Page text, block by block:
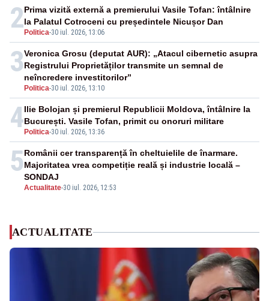
2 Politica-30 iul. 2026, 13:06
Prima vizită externă a premierului Vasile Tofan: întâlnire
la Palatul Cotroceni cu președintele Nicușor Dan
3
Politica-30 iul. 2026, 13:10
Veronica Grosu (deputat AUR): „Atacul cibernetic asupra
Registrului Proprietăților transmite un semnal de
neîncredere investitorilor”
4 Politica-30 iul. 2026, 13:36
Ilie Bolojan și premierul Republicii Moldova, întâlnire la
București. Vasile Tofan, primit cu onoruri militare
5
Actualitate-30 iul. 2026, 12:53
Românii cer transparență în cheltuielile de înarmare.
Majoritatea vrea competiție reală și industrie locală –
SONDAJ
ACTUALITATE